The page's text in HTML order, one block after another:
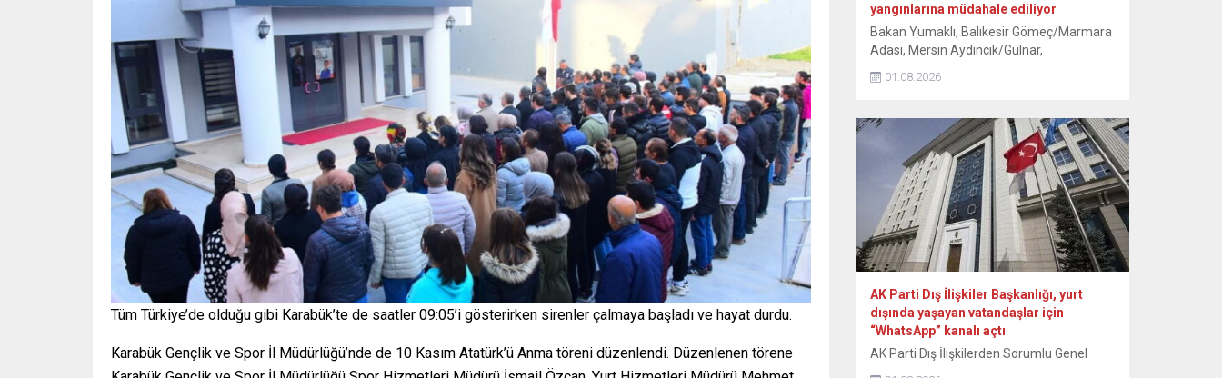
Tüm Türkiye’de olduğu gibi Karabük’te de saatler 09:05’i gösterirken sirenler çalmaya başladı ve hayat durdu.
Karabük Gençlik ve Spor İl Müdürlüğü’nde de 10 Kasım Atatürk’ü Anma töreni düzenlendi. Düzenlenen törene
yangınlarına müdahale ediliyor
Bakan Yumaklı, Balıkesir Gömeç/Marmara
Adası, Mersin Aydıncık/Gülnar,
Kocaeli/Dilovası orman yangınlarının
kontrol altına alındığını bildirdi. Aydın’ın Çine
ilçesinde ormanlık alanda 30 Temmuz’da
başlayan yangına havadan ve karadan
müdahale 3. gününde sürüyor. Kavşıt
mevkisindeki ormanlık alanda devam eden
yangına ekipler, gece boyunca müdahale...
01.08.2026
AK Parti Dış İlişkiler Başkanlığı, yurt
dışında yaşayan vatandaşlar için
“WhatsApp” kanalı açtı
AK Parti Dış İlişkilerden Sorumlu Genel